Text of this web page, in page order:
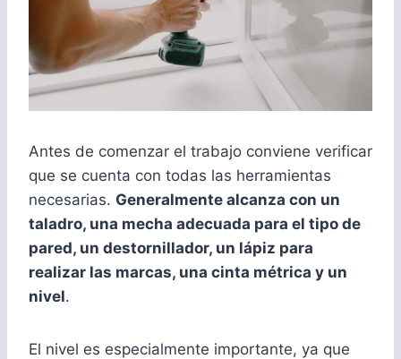
Antes de comenzar el trabajo conviene verificar
que se cuenta con todas las herramientas
necesarias. Generalmente alcanza con un
taladro, una mecha adecuada para el tipo de
pared, un destornillador, un lápiz para
realizar las marcas, una cinta métrica y un
nivel.
El nivel es especialmente importante, ya que